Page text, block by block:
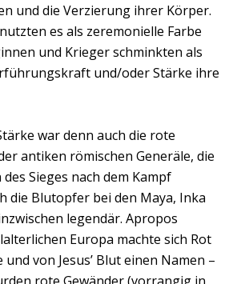
und die Verzierung ihrer Körper.
es als zeremonielle Farbe
und Krieger schminkten als
und/oder Stärke ihre
war denn auch die rote
antiken römischen Generäle, die
Sieges nach dem Kampf
die Blutopfer bei den Maya, Inka
legendär. Apropos
Europa machte sich Rot
von Jesus’ Blut einen Namen –